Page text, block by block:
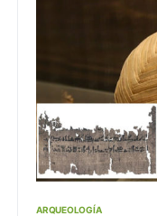
ARQUEOLOGÍA